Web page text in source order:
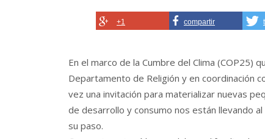
+1 compartir
En el marco de la Cumbre del Clima (COP25)
Departamento de Religión y en coordinación
vez una invitación para materializar nuevas
de desarrollo y consumo nos están llevando
su paso.